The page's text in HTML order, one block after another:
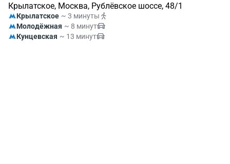
Крылатское, Москва, Рублёвское шоссе, 48/1
Крылатское ~ 3 минуты
Молодёжная ~ 8 минут
Кунцевская ~ 13 минут